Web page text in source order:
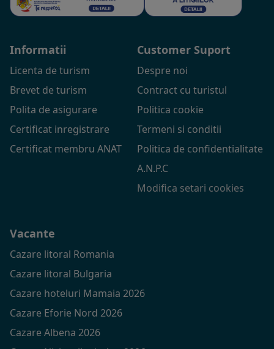
Informatii
Licenta de turism
Brevet de turism
Polita de asigurare
Certificat inregistrare
Certificat membru ANAT
Customer Suport
Despre noi
Contract cu turistul
Politica cookie
Termeni si conditii
Politica de confidentialitate
A.N.P.C
Modifica setari cookies
Vacante
Cazare litoral Romania
Cazare litoral Bulgaria
Cazare hoteluri Mamaia 2026
Cazare Eforie Nord 2026
Cazare Albena 2026